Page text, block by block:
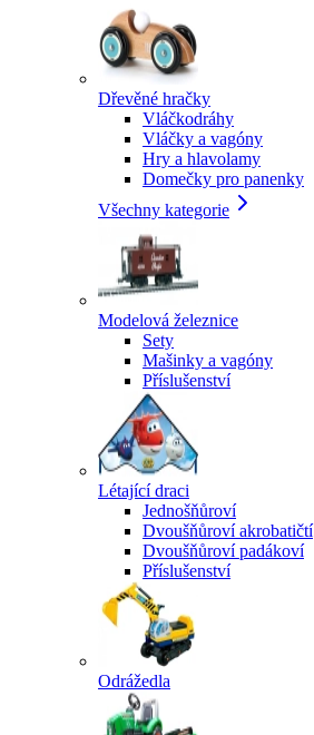
Dřevěné hračky
Vláčkodráhy
Vláčky a vagóny
Hry a hlavolamy
Domečky pro panenky
Všechny kategorie
Modelová železnice
Sety
Mašinky a vagóny
Příslušenství
Létající draci
Jednošňůroví
Dvoušňůroví akrobatičtí
Dvoušňůroví padákoví
Příslušenství
Odrážedla